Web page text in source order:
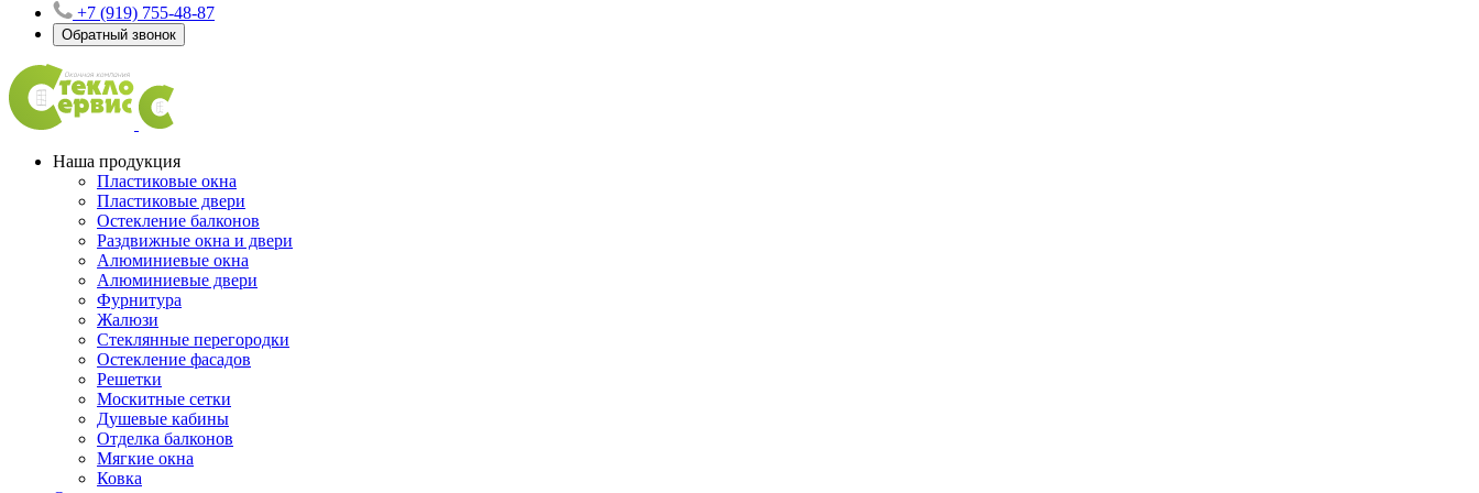
+7 (919) 755-48-87
Обратный звонок
Наша продукция
Пластиковые окна
Пластиковые двери
Остекление балконов
Раздвижные окна и двери
Алюминиевые окна
Алюминиевые двери
Фурнитура
Жалюзи
Стеклянные перегородки
Остекление фасадов
Решетки
Москитные сетки
Душевые кабины
Отделка балконов
Мягкие окна
Ковка